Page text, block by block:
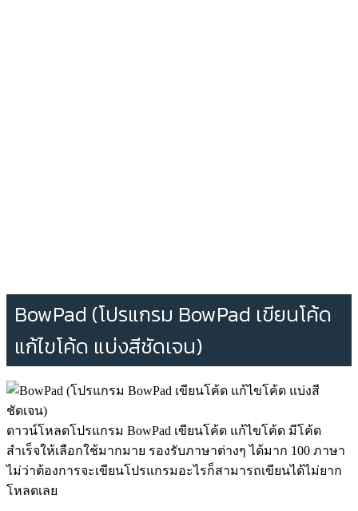
BowPad (โปรแกรม BowPad เขียนโค้ด
แก้ไขโค้ด แบ่งสีชัดเจน)
ดาวน์โหลดโปรแกรม BowPad เขียนโค้ด แก้ไขโค้ด มีโค้ด
สำเร็จให้เลือกใช้มากมาย รองรับภาษาต่างๆ ได้มาก 100 ภาษา
ไม่ว่าต้องการจะเขียนโปรแกรมอะไรก็สามารถเขียนได้ไม่ยาก
โหลดเลย